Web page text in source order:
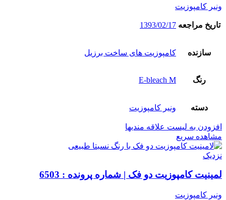
ونیر کامپوزیت
تاریخ مراجعه 1393/02/17
سازنده کامپوزیت های ساخت برزیل
رنگ E-bleach M
دسته ونیر کامپوزیت
افزودن به لیست علاقه مندیها
مشاهده سریع
نزدیک
لمینیت کامپوزیت دو فک | شماره پرونده : 6503
ونیر کامپوزیت